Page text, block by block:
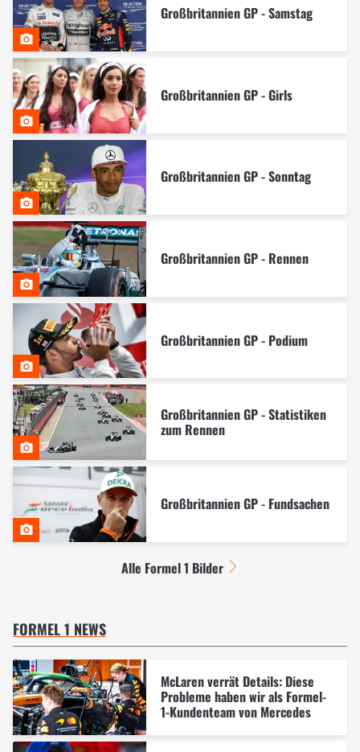
Großbritannien GP - Samstag
Großbritannien GP - Girls
Großbritannien GP - Sonntag
Großbritannien GP - Rennen
Großbritannien GP - Podium
Großbritannien GP - Statistiken
zum Rennen
Großbritannien GP - Fundsachen
Alle Formel 1 Bilder
FORMEL 1 NEWS
McLaren verrät Details: Diese
Probleme haben wir als Formel-
1-Kundenteam von Mercedes